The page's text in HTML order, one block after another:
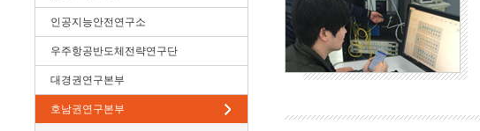
인공지능안전연구소
우주항공반도체전략연구단
대경권연구본부
호남권연구본부